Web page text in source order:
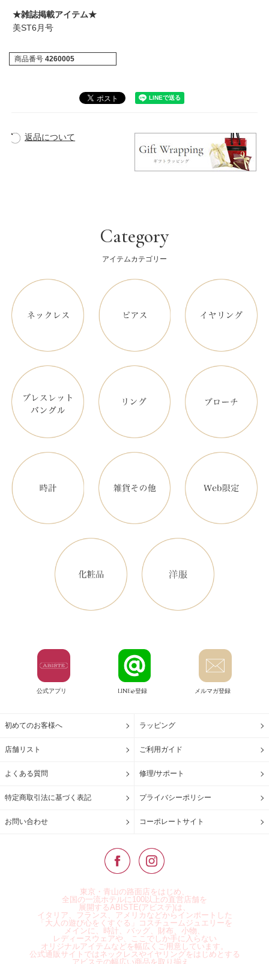
★雑誌掲載アイテム★
美ST6月号
商品番号 4260005
返品について
Category
アイテムカテゴリー
公式アプリ LINE@登録 メルマガ登録
初めてのお客様へ ラッピング
店舗リスト ご利用ガイド
よくある質問 修理/サポート
特定商取引法に基づく表記 プライバシーポリシー
お問い合わせ コーポレートサイト
東京・青山の路面店をはじめ、
全国の一流ホテルに100以上の直営店舗を
展開するABISTE(アビステ)は、
イタリア、フランス、アメリカなどからインポートした
「大人の遊び心をくすぐる」コスチュームジュエリーを
メインに、時計、バッグ、財布、小物、
レディースウェアや、ここでしか手に入らない
オリジナルアイテムなどを幅広くご用意しています。
公式通販サイトではネックレスやイヤリングをはじめとする
アビステの幅広い商品を取り揃え、